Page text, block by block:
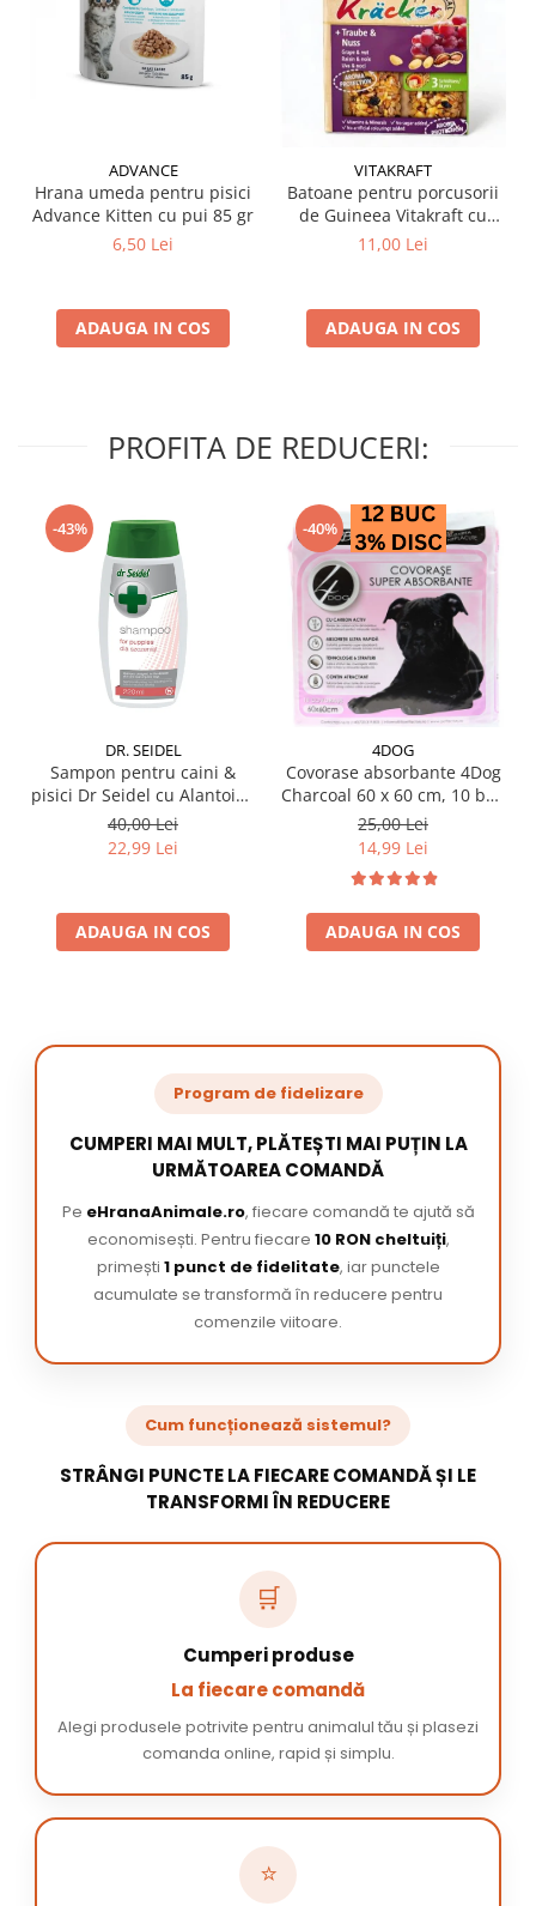
ADVANCE
Hrana umeda pentru pisici
Advance Kitten cu pui 85 gr
6,50 Lei
ADAUGA IN COS
VITAKRAFT
Batoane pentru porcusorii
de Guineea Vitakraft cu
struguri & nuci 2 buc
11,00 Lei
ADAUGA IN COS
PROFITA DE REDUCERI:
-43%
DR. SEIDEL
Sampon pentru caini &
pisici Dr Seidel cu Alantoina
220 ml
40,00 Lei
22,99 Lei
ADAUGA IN COS
-40%
4DOG
Covorase absorbante 4Dog
Charcoal 60 x 60 cm, 10 buc
/ pachet
25,00 Lei
14,99 Lei
ADAUGA IN COS
Program de fidelizare
CUMPERI MAI MULT, PLĂTEȘTI MAI PUȚIN LA
URMĂTOAREA COMANDĂ
Pe eHranaAnimale.ro, fiecare comandă te ajută să
economisești. Pentru fiecare 10 RON cheltuiți,
primești 1 punct de fidelitate, iar punctele
acumulate se transformă în reducere pentru
comenzile viitoare.
Cum funcționează sistemul?
STRÂNGI PUNCTE LA FIECARE COMANDĂ ȘI LE
TRANSFORMI ÎN REDUCERE
🛒
Cumperi produse
La fiecare comandă
Alegi produsele potrivite pentru animalul tău și plasezi
comanda online, rapid și simplu.
⭐